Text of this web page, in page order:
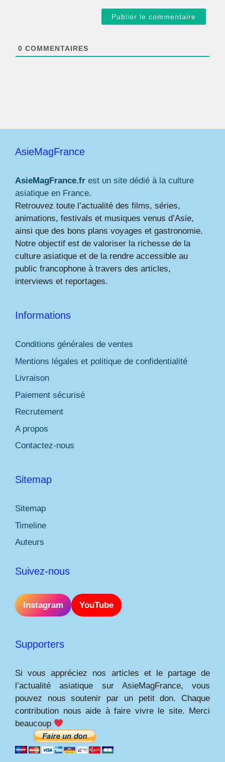
0 COMMENTAIRES
AsieMagFrance
AsieMagFrance.fr est un site dédié à la culture
asiatique en France.
Retrouvez toute l’actualité des films, séries,
animations, festivals et musiques venus d’Asie,
ainsi que des bons plans voyages et gastronomie.
Notre objectif est de valoriser la richesse de la
culture asiatique et de la rendre accessible au
public francophone à travers des articles,
interviews et reportages.
Informations
Conditions générales de ventes
Mentions légales et politique de confidentialité
Livraison
Paiement sécurisé
Recrutement
A propos
Contactez-nous
Sitemap
Sitemap
Timeline
Auteurs
Suivez-nous
Instagram YouTube
Supporters
Si vous appréciez nos articles et le partage de
l’actualité asiatique sur AsieMagFrance, vous
pouvez nous soutenir par un petit don. Chaque
contribution nous aide à faire vivre le site. Merci
beaucoup